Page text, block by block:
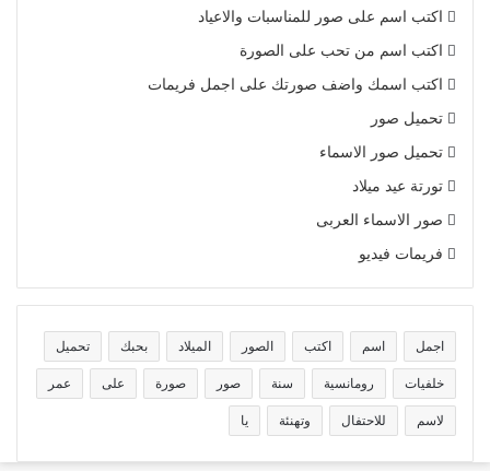
اكتب اسم على صور للمناسبات والاعياد
اكتب اسم من تحب على الصورة
اكتب اسمك واضف صورتك على اجمل فريمات
تحميل صور
تحميل صور الاسماء
تورتة عيد ميلاد
صور الاسماء العربى
فريمات فيديو
اجمل اسم اكتب الصور الميلاد بحبك تحميل
خلفيات رومانسية سنة صور صورة على عمر
لاسم للاحتفال وتهنئة يا